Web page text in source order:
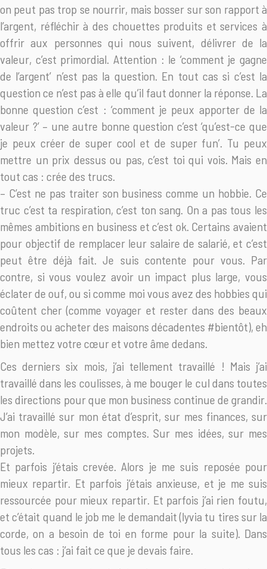
on peut pas trop se nourrir, mais bosser sur son rapport à
l’argent, réfléchir à des chouettes produits et services à
offrir aux personnes qui nous suivent, délivrer de la
valeur, c’est primordial. Attention : le ‘comment je gagne
de l’argent’ n’est pas la question. En tout cas si c’est la
question ce n’est pas à elle qu’il faut donner la réponse. La
bonne question c’est : ‘comment je peux apporter de la
valeur ?’ – une autre bonne question c’est ‘qu’est-ce que
je peux créer de super cool et de super fun’. Tu peux
mettre un prix dessus ou pas, c’est toi qui vois. Mais en
tout cas : crée des trucs.
– C’est ne pas traiter son business comme un hobbie. Ce
truc c’est ta respiration, c’est ton sang. On a pas tous les
mêmes ambitions en business et c’est ok. Certains avaient
pour objectif de remplacer leur salaire de salarié, et c’est
peut être déjà fait. Je suis contente pour vous. Par
contre, si vous voulez avoir un impact plus large, vous
éclater de ouf, ou si comme moi vous avez des hobbies qui
coûtent cher (comme voyager et rester dans des beaux
endroits ou acheter des maisons décadentes #bientôt), eh
bien mettez votre cœur et votre âme dedans.
Ces derniers six mois, j’ai tellement travaillé ! Mais j’ai
travaillé dans les coulisses, à me bouger le cul dans toutes
les directions pour que mon business continue de grandir.
J’ai travaillé sur mon état d’esprit, sur mes finances, sur
mon modèle, sur mes comptes. Sur mes idées, sur mes
projets.
Et parfois j’étais crevée. Alors je me suis reposée pour
mieux repartir. Et parfois j’étais anxieuse, et je me suis
ressourcée pour mieux repartir. Et parfois j’ai rien foutu,
et c’était quand le job me le demandait (lyvia tu tires sur la
corde, on a besoin de toi en forme pour la suite). Dans
tous les cas : j’ai fait ce que je devais faire.